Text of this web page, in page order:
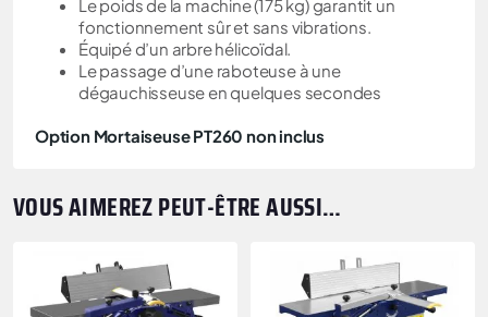
Le poids de la machine (175 kg) garantit un
fonctionnement sûr et sans vibrations.
Équipé d’un arbre hélicoïdal.
Le passage d’une raboteuse à une
dégauchisseuse en quelques secondes
Option Mortaiseuse PT260 non inclus
VOUS AIMEREZ PEUT-ÊTRE AUSSI…